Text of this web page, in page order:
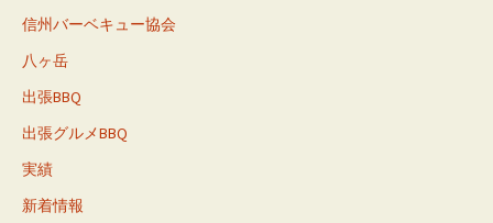
信州バーベキュー協会
八ヶ岳
出張BBQ
出張グルメBBQ
実績
新着情報